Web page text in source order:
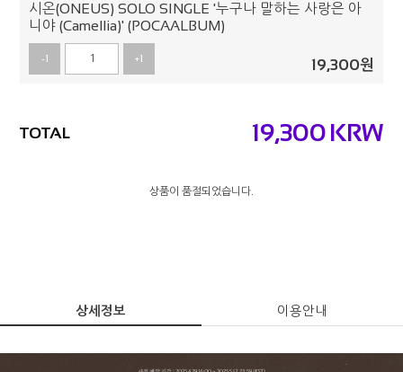
시온(ONEUS) SOLO SINGLE '누구나 말하는 사랑은 아
니야 (Camellia)' (POCAALBUM)
+1
-1 19,300원
TOTAL 19,300 KRW
상품이 품절되었습니다.
상세정보 이용안내